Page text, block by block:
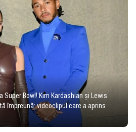
Bowl! Kim Kardashian și Lewis
împreună: videoclipul care a aprins